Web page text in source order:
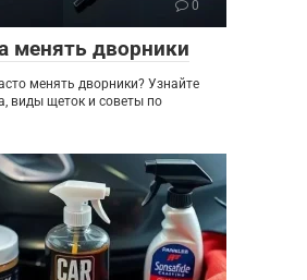
0
менять дворники
менять дворники? Узнайте
виды щеток и советы по